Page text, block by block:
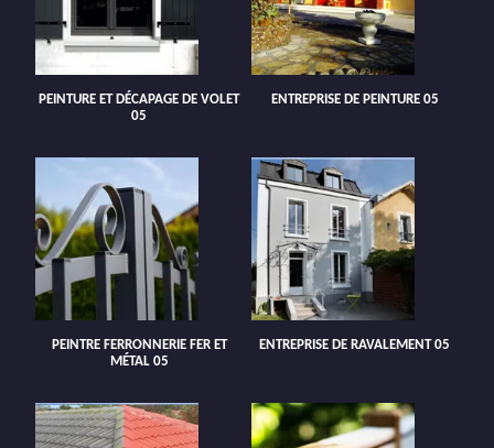
PEINTURE ET DÉCAPAGE DE VOLET
05
ENTREPRISE DE PEINTURE 05
PEINTRE FERRONNERIE FER ET
MÉTAL 05
ENTREPRISE DE RAVALEMENT 05